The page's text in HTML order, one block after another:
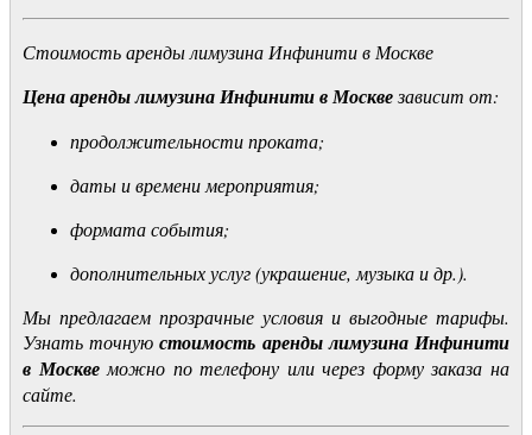
Стоимость аренды лимузина Инфинити в Москве
Цена аренды лимузина Инфинити в Москвезависит от:
продолжительности проката;
даты и времени мероприятия;
формата события;
дополнительных услуг (украшение, музыка и др.).
Мы предлагаем прозрачные условия и выгодные тарифы.
Узнать точнуюстоимость аренды лимузина Инфинити
в Москвеможно по телефону или через форму заказа на
сайте.